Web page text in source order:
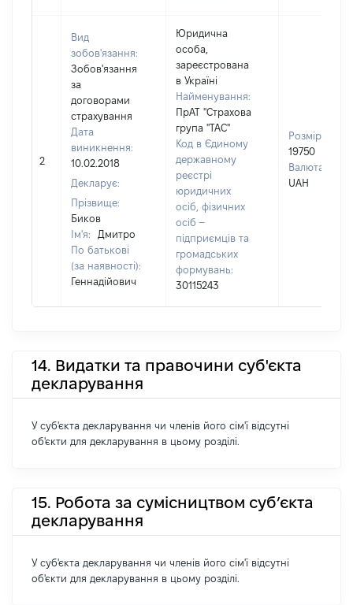
2
Вид
зобов'язання:
Зобов'язання
за
договорами
страхування
Дата
виникнення:
10.02.2018
Декларує:
Прізвище:
Биков
Ім'я:
Дмитро
По батькові
(за наявності):
Геннадійович
Юридична
особа,
зареєстрована
в Україні
Найменування:
ПрАТ "Страхова
група "ТАС"
Код в Єдиному
державному
реєстрі
юридичних
осіб, фізичних
осіб –
підприємців та
громадських
формувань:
30115243
Розмір:
19750
Валюта:
UAH
14. Видатки та правочини суб'єкта
декларування
У суб'єкта декларування чи членів його сім'ї відсутні
об'єкти для декларування в цьому розділі.
15. Робота за сумісництвом суб’єкта
декларування
У суб'єкта декларування чи членів його сім'ї відсутні
об'єкти для декларування в цьому розділі.